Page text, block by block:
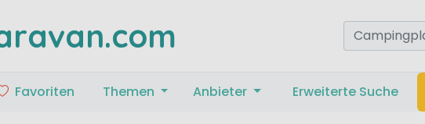
Favoriten Themen Anbieter Erweiterte Suche